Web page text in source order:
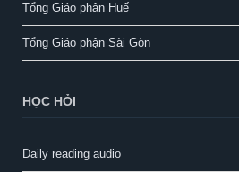
Tổng Giáo phận Huế
Tổng Giáo phận Sài Gòn
HỌC HỎI
Daily reading audio